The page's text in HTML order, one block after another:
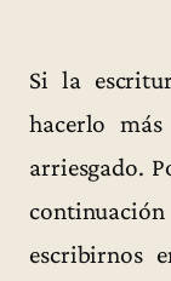
Si la
hacerlo
arriesgado.
escribirnos